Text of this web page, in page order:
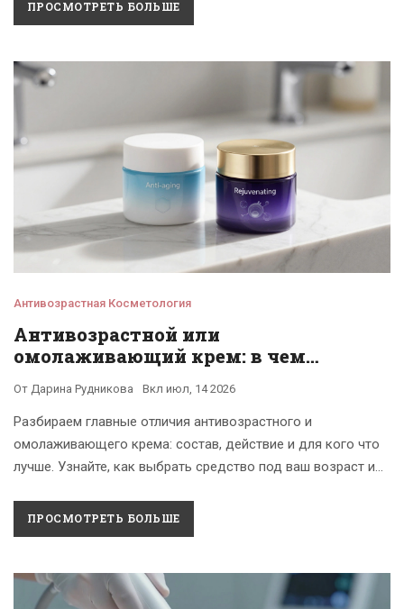
ПРОСМОТРЕТЬ БОЛЬШЕ
Антивозрастная Косметология
Антивозрастной или
омолаживающий крем: в чем
От Дарина Рудникова Вкл июл, 14 2026
Разбираем главные отличия антивозрастного и
омолаживающего крема: состав, действие и для кого что
лучше. Узнайте, как выбрать средство под ваш возраст и
ПРОСМОТРЕТЬ БОЛЬШЕ